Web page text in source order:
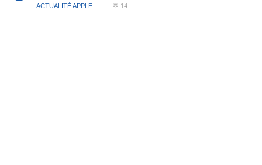
ACTUALITÉ APPLE 💬 14